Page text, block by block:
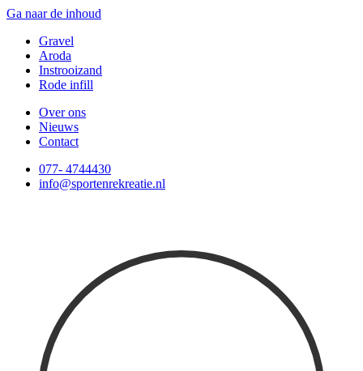
Ga naar de inhoud
Gravel
Aroda
Instrooizand
Rode infill
Over ons
Nieuws
Contact
077- 4744430
info@sportenrekreatie.nl